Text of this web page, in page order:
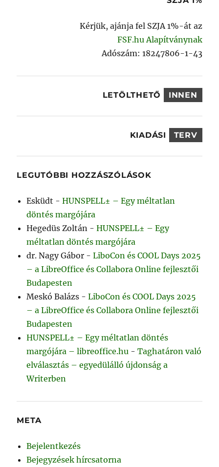
Kérjük, ajánja fel SZJA 1%-át az
FSF.hu Alapítványnak
Adószám: 18247806-1-43
LETÖLTHETŐ INNEN
KIADÁSI TERV
LEGUTÓBBI HOZZÁSZÓLÁSOK
Esküdt -HUNSPELL± – Egy méltatlan
döntés margójára
Hegedüs Zoltán -HUNSPELL± – Egy
méltatlan döntés margójára
dr. Nagy Gábor -LiboCon és COOL Days 2025
– a LibreOffice és Collabora Online fejlesztői
Budapesten
Meskó Balázs -LiboCon és COOL Days 2025
– a LibreOffice és Collabora Online fejlesztői
Budapesten
HUNSPELL± – Egy méltatlan döntés
margójára – libreoffice.hu -Taghatáron való
elválasztás – egyedülálló újdonság a
Writerben
META
Bejelentkezés
Bejegyzések hírcsatorna